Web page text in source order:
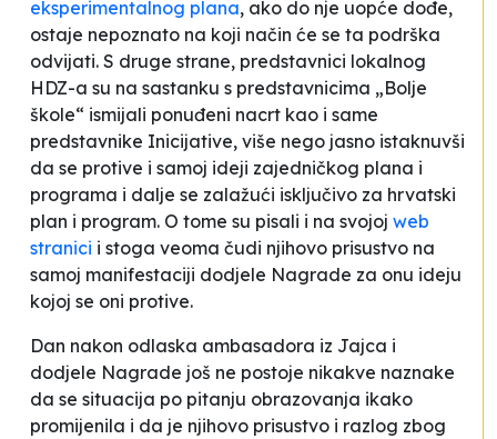
eksperimentalnog plana, ako do nje uopće dođe,
ostaje nepoznato na koji način će se ta podrška
odvijati. S druge strane, predstavnici lokalnog
HDZ-a su na sastanku s predstavnicima „Bolje
škole“ ismijali ponuđeni nacrt kao i same
predstavnike Inicijative, više nego jasno istaknuvši
da se protive i samoj ideji zajedničkog plana i
programa i dalje se zalažući isključivo za hrvatski
plan i program. O tome su pisali i na svojoj web
stranici i stoga veoma čudi njihovo prisustvo na
samoj manifestaciji dodjele Nagrade za onu ideju
kojoj se oni protive.
Dan nakon odlaska ambasadora iz Jajca i
dodjele Nagrade još ne postoje nikakve naznake
da se situacija po pitanju obrazovanja ikako
promijenila i da je njihovo prisustvo i razlog zbog